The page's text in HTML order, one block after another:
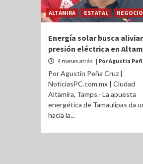
ALTAMIRA ESTATAL
Energía solar busca aliviar
presión eléctrica en
4 meses atrás | Por Agustin
Por Agustin Peña Cruz |
NoticiasPC.com.mx | Ciudad
Altamira, Tamps.- La apuesta
energética de Tamaulipas da
hacia la...